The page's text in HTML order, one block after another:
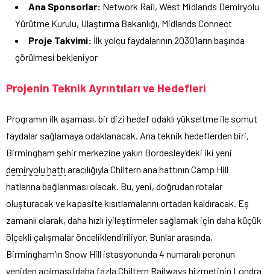
Ana Sponsorlar: Network Rail, West Midlands Demiryolu
Yürütme Kurulu, Ulaştırma Bakanlığı, Midlands Connect
Proje Takvimi: İlk yolcu faydalarının 2030’ların başında
görülmesi bekleniyor
Projenin Teknik Ayrıntıları ve Hedefleri
Programın ilk aşaması, bir dizi hedef odaklı yükseltme ile somut
faydalar sağlamaya odaklanacak. Ana teknik hedeflerden biri,
Birmingham şehir merkezine yakın Bordesley’deki iki yeni
demiryolu hattı aracılığıyla Chiltern ana hattının Camp Hill
hatlarına bağlanması olacak. Bu, yeni, doğrudan rotalar
oluşturacak ve kapasite kısıtlamalarını ortadan kaldıracak. Eş
zamanlı olarak, daha hızlı iyileştirmeler sağlamak için daha küçük
ölçekli çalışmalar önceliklendiriliyor. Bunlar arasında,
Birmingham’ın Snow Hill istasyonunda 4 numaralı peronun
yeniden açılması (daha fazla Chiltern Railways hizmetinin Londra